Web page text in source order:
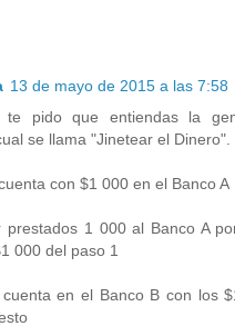
13 de mayo de 2015 a las 7:58
te pido que entiendas la
se llama "Jinetear el Dinero".
con $1 000 en el Banco A
prestados 1 000 al Banco A
000 del paso 1
en el Banco B con los